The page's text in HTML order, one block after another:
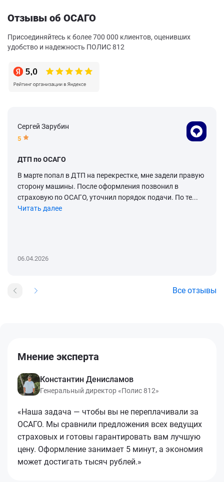
Отзывы об ОСАГО
Присоединяйтесь к более 700 000 клиентов, оценивших
удобство и надежность ПОЛИС 812
Сергей Зарубин
5
ДТП по ОСАГО
В марте попал в ДТП на перекрестке, мне задели правую
сторону машины. После оформления позвонил в
страховую по ОСАГО, уточнил порядок подачи. По те...
Читать далее
06.04.2026
Все отзывы
Мнение эксперта
Константин Денисламов
Генеральный директор «Полис 812»
«Наша задача — чтобы вы не переплачивали за
ОСАГО. Мы сравнили предложения всех ведущих
страховых и готовы гарантировать вам лучшую
цену. Оформление занимает 5 минут, а экономия
может достигать тысяч рублей.»